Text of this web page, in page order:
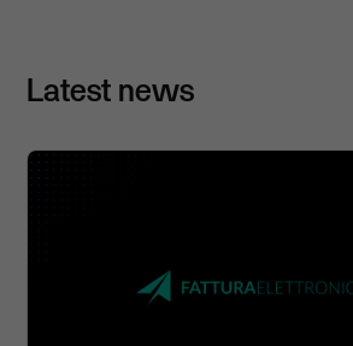
Latest news